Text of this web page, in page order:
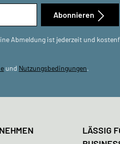
Abmeldung ist jederzeit und
und Nutzungsbedingungen.
Abonnieren
LÄSSIG